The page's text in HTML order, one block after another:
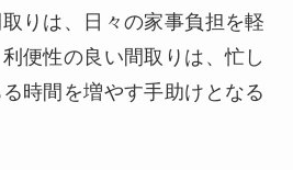
りは、日々の家事負担を軽
便性の良い間取りは、忙し
時間を増やす手助けとなる